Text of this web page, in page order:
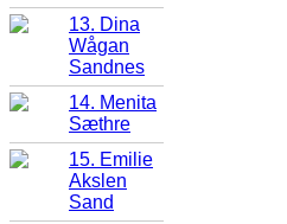
13. Dina
Wågan
Sandnes
14. Menita
Sæthre
15. Emilie
Akslen
Sand